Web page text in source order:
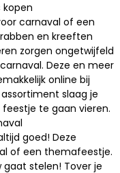
carnaval of een
en kreeften
zorgen ongetwijfeld
Deze en meer
online bij
slaag je
te gaan vieren.
goed! Deze
of een themafeestje.
stelen! Tover je